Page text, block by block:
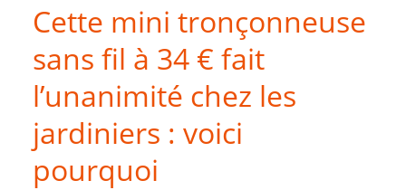
Cette mini tronçonneuse
sans fil à 34 € fait
l’unanimité chez les
jardiniers : voici
pourquoi